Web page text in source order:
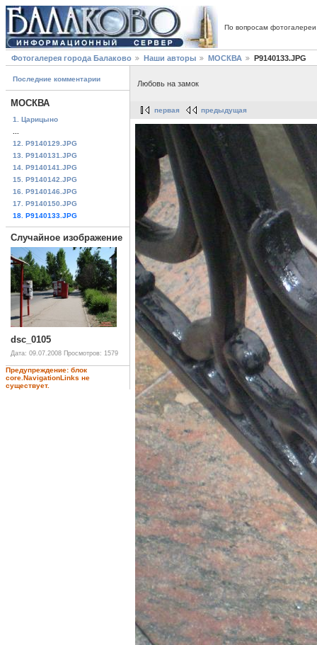
По вопросам
Фотогалерея города Балаково Наши авторы МОСКВА P9140133.JPG
Последние комментарии
МОСКВА
1. Царицыно
12. P9140129.JPG
13. P9140131.JPG
14. P9140141.JPG
15. P9140142.JPG
16. P9140146.JPG
17. P9140150.JPG
18. P9140133.JPG
Случайное изображение
dsc_0105
Дата: 09.07.2008 Просмотров: 1579
Предупреждение: блок
core.NavigationLinks не
существует.
Любовь на замок
первая предыдущая